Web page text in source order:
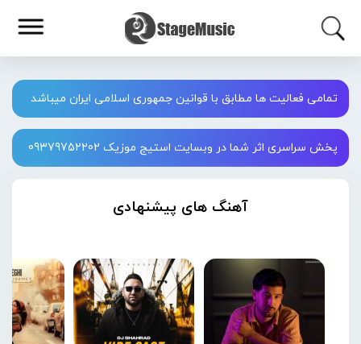
تمامی فعالیت ها مطابق با قوانین جمهوری اسلامی ایران میباشد
پخش سراسری اثر شما در وبسایت استیج موزیک 09379752202
آهنگ های پیشنهادی